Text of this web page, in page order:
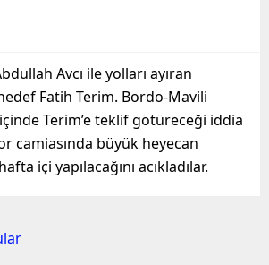
Avcı ile yolları ayıran
Fatih Terim. Bordo-Mavili
Terim’e teklif götüreceği iddia
camiasında büyük heyecan
içi yapılacağını acıkladılar.